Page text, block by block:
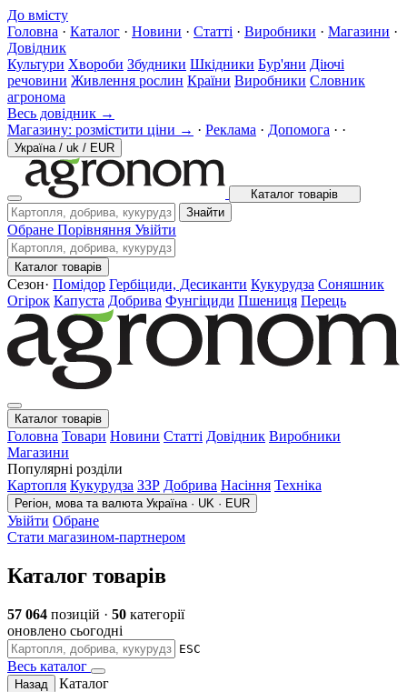
До вмісту
Головна · Каталог · Новини · Статті · Виробники · Магазини ·
Довідник
Культури Хвороби Збудники Шкідники Бур'яни Діючі
речовини Живлення рослин Країни Виробники Словник
агронома
Весь довідник →
Магазину: розмістити ціни → · Реклама · Допомога · ·
Україна / uk / EUR
Каталог товарів
Знайти
Обране Порівняння Увійти
Каталог товарів
Сезон· Помідор Гербіциди, Десиканти Кукурудза Соняшник
Огірок Капуста Добрива Фунгіциди Пшениця Перець
Каталог товарів
Головна Товари Новини Статті Довідник Виробники
Магазини
Популярні розділи
Картопля Кукурудза ЗЗР Добрива Насіння Техніка
Регіон, мова та валюта Україна · UK · EUR
Увійти Обране
Стати магазином-партнером
Каталог товарів
57 064 позицій · 50 категорії
оновлено сьогодні
ESC
Весь каталог
Назад
Каталог